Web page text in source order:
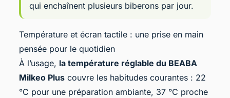
qui enchaînent plusieurs biberons par jour.
Température et écran tactile : une prise en main
pensée pour le quotidien
À l’usage, la température réglable du BEABA
Milkeo Pluscouvre les habitudes courantes : 22
°C pour une préparation ambiante, 37 °C proche